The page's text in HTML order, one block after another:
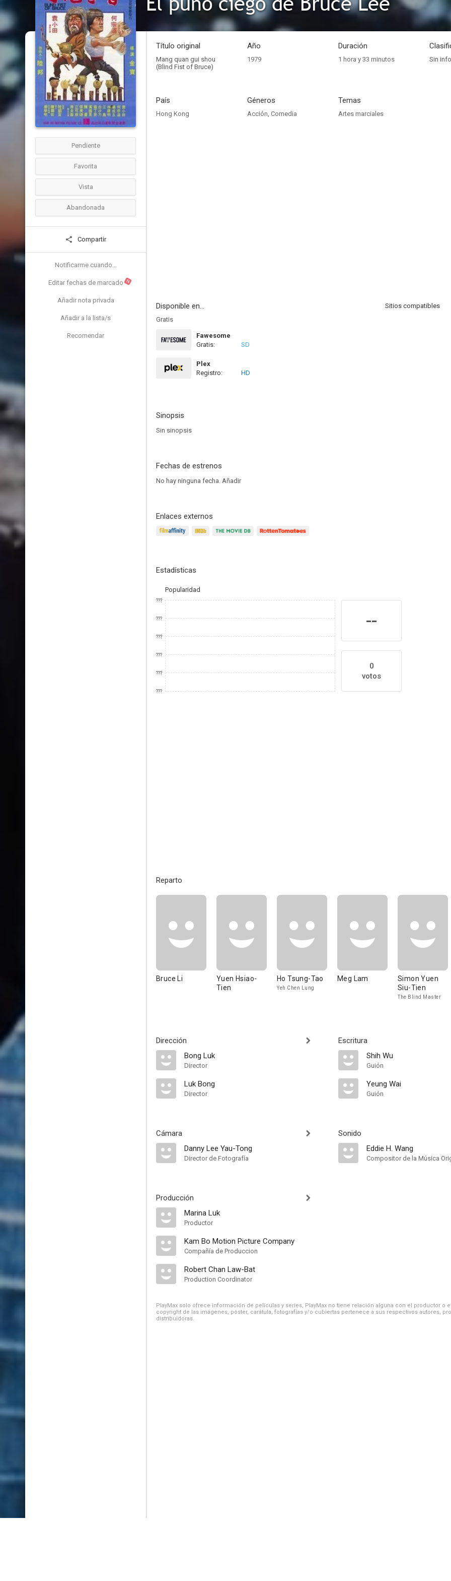
Pendiente
Favorita
Vista
Abandonada
Compartir
Notificarme cuando...
Editar fechas de marcado N
Añadir nota privada
Añadir a la lista/s
Recomendar
Título original
Mang quan gui shou
(Blind Fist of Bruce)
Año
1979
Duración
1 hora y 33 minutos Sin
País
Hong Kong
Géneros
Acción, Comedia
Temas
Artes marciales
Disponible en...
Sitios compatibles
Gratis
Fawesome
Gratis:
SD
Plex
Registro:
HD
Sinopsis
Sin sinopsis
Fechas de estrenos
No hay ninguna fecha. Añadir
Enlaces externos
Estadísticas
Popularidad
???
???
???
???
???
???
--
0
votos
Reparto
Bruce Li
Yuen Hsiao-
Tien
Ho Tsung-Tao
Yeh Chen Lung
Meg Lam
Simon Yuen
Siu-Tien
The Blind Master
Dirección
Bong Luk
Director
Luk Bong
Director
Cámara
Danny Lee Yau-Tong
Director de Fotografía
Producción
Marina Luk
Productor
Kam Bo Motion Picture Company
Compañía de Produccion
Robert Chan Law-Bat
Production Coordinator
Escritura
Shih Wu
Guión
Yeung Wai
Guión
Sonido
Eddie H. Wang
Compositor de la Música
PlayMax solo ofrece información de películas y series, PlayMax no tiene relación alguna con el productor o
copyright de las imágenes, póster, carátula, fotografías y/o cubiertas pertenece a sus respectivos autores,
distribuidoras.